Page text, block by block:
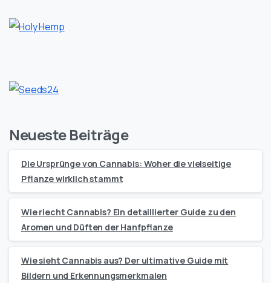
Neueste Beiträge
Die Ursprünge von Cannabis: Woher die vielseitige
Pflanze wirklich stammt
Wie riecht Cannabis? Ein detaillierter Guide zu den
Aromen und Düften der Hanfpflanze
Wie sieht Cannabis aus? Der ultimative Guide mit
Bildern und Erkennungsmerkmalen